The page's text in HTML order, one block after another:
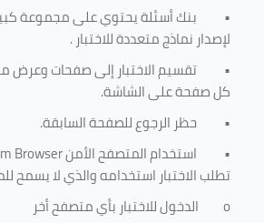
• بنك أسئلة يحتوي على مجموعة
لإصدار نماذج متعددة للاختبار.
• تقسيم الاختبار إلى صفحات
كل صفحة على الشاشة.
• حظر الرجوع للصفحة السابقة.
• استخدام المتصفح الأمنBrowser
تطلب الاختبار استخدامه والذي لا يسمح
o
الدخول للاختبار بأي متصفح أخر